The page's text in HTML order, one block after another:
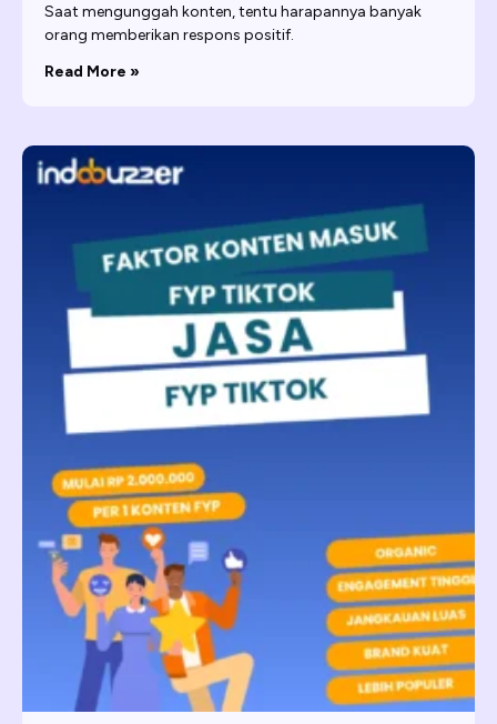
Saat mengunggah konten, tentu harapannya banyak
orang memberikan respons positif.
Read More »